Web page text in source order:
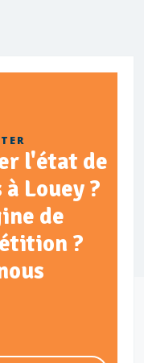
l'état de
Louey ?
de
?